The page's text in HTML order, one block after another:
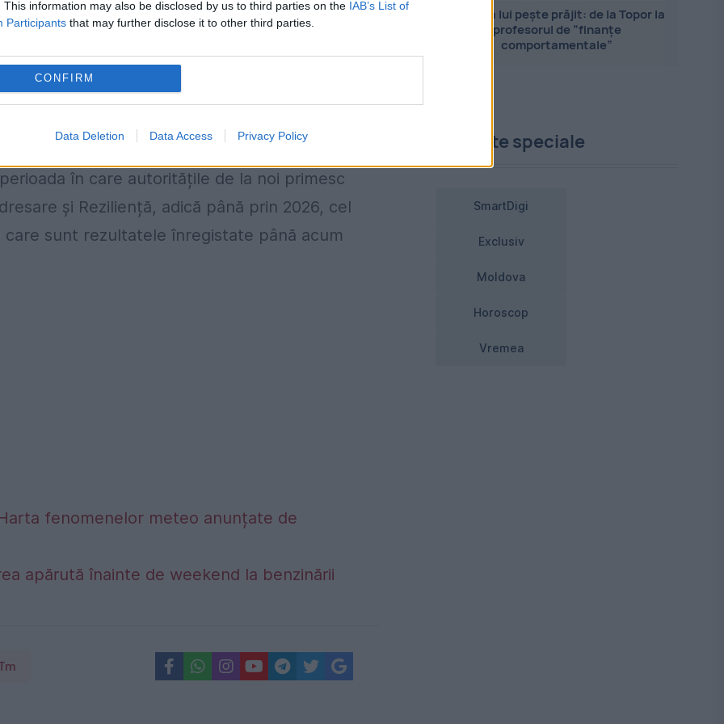
This information may also be disclosed by us to third parties on the IAB’s List of
Participants that may further disclose it to other third parties.
CONFIRM
Data Deletion Data Access Privacy Policy
angajați cu salariul minim pe economie, au o
mic, beneficiază de împrumuturi
pentru creditări sau înregistrează
tranzacțiile realizate și cele declarate de
în care autoritățile de la noi primesc
și Reziliență, adică până prin 2026, cel
care sunt rezultatele înregistate până acum
fenomenelor meteo anunțate de
apărută înainte de weekend la benzinării
Evoluția lui pește prăjit: de la Topor la
profesorul de ”finanțe
comportamentale”
Proiecte speciale
SmartDigi
Exclusiv
Moldova
Horoscop
Vremea